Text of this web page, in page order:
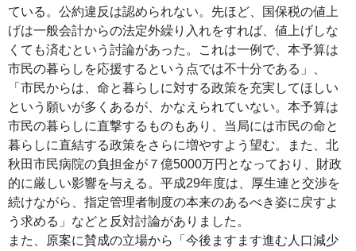
ている。公約違反は認められない。先ほど、国保税の値上
げは一般会計からの法定外繰り入れをすれば、値上げしな
くても済むという討論があった。これは一例で、本予算は
市民の暮らしを応援するという点では不十分である」、
「市民からは、命と暮らしに対する政策を充実してほしい
という願いが多くあるが、かなえられていない。本予算は
市民の暮らしに直撃するものもあり、当局には市民の命と
暮らしに直結する政策をさらに増やすよう望む。また、北
秋田市民病院の負担金が７億5000万円となっており、財政
的に厳しい影響を与える。平成29年度は、厚生連と交渉を
続けながら、指定管理者制度の本来のあるべき姿に戻すよ
う求める」などと反対討論がありました。
また、原案に賛成の立場から「今後ますます進む人口減少